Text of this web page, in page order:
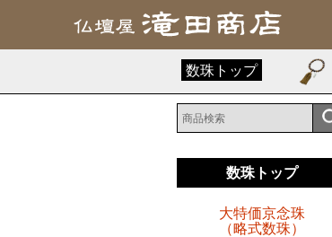
数珠トップ
数珠トップ
大特価京念珠
（略式数珠）